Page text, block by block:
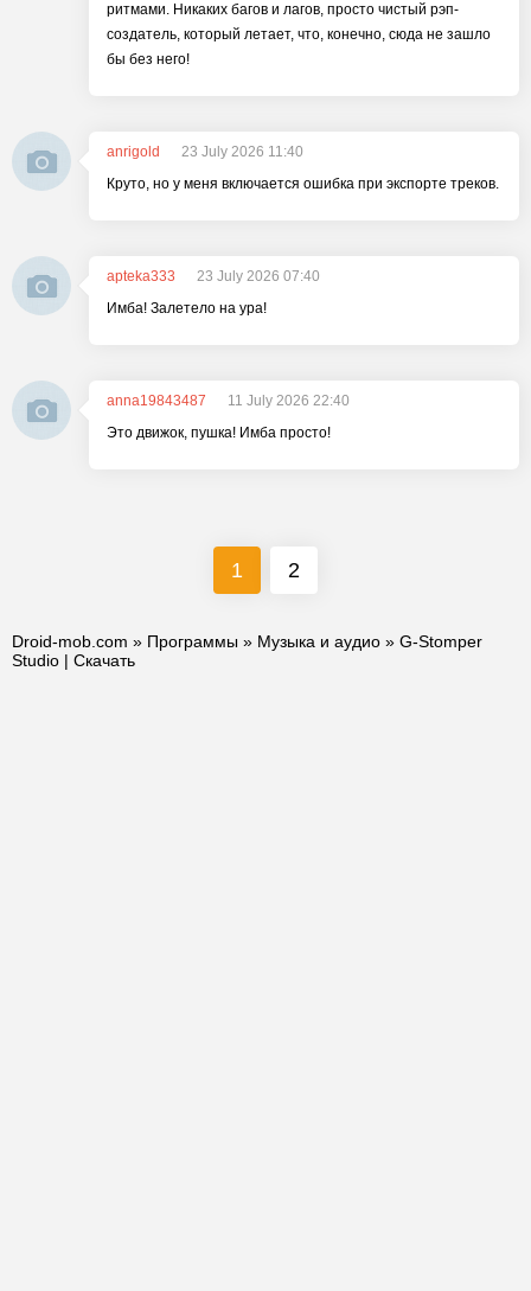
ритмами. Никаких багов и лагов, просто чистый рэп-
создатель, который летает, что, конечно, сюда не зашло
бы без него!
anrigold
23 July 2026 11:40
Круто, но у меня включается ошибка при экспорте треков.
apteka333
23 July 2026 07:40
Имба! Залетело на ура!
anna19843487
11 July 2026 22:40
Это движок, пушка! Имба просто!
1 2
Droid-mob.com » Программы » Музыка и аудио » G-Stomper
Studio | Скачать